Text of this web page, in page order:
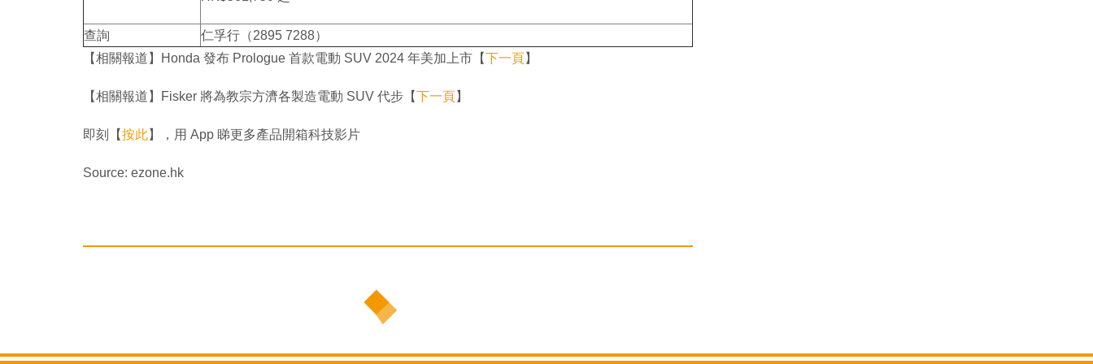
查詢
仁孚行（2895 7288）
【相關報道】Honda 發布 Prologue 首款電動 SUV 2024 年美加上市【下一頁】
【相關報道】Fisker 將為教宗方濟各製造電動 SUV 代步【下一頁】
即刻【按此】，用 App 睇更多產品開箱科技影片
Source: ezone.hk